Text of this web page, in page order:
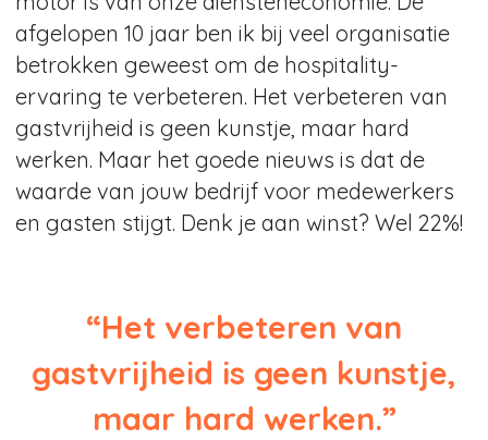
afgelopen 10 jaar ben ik bij veel organisatie
betrokken geweest om de hospitality-
ervaring te verbeteren. Het verbeteren van
gastvrijheid is geen kunstje, maar hard
werken. Maar het goede nieuws is dat de
waarde van jouw bedrijf voor medewerkers
en gasten stijgt. Denk je aan winst? Wel 22%!
“Het verbeteren van
gastvrijheid is geen kunstje,
maar hard werken.”